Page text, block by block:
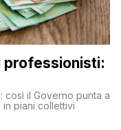
professionisti:
così il Governo punta a
piani collettivi